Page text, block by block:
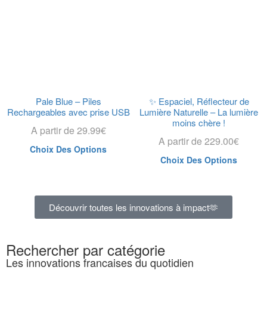
Pale Blue – Piles
Rechargeables avec prise USB
A partir de 29.99€
Choix Des Options
✨ Espaciel, Réflecteur de
Lumière Naturelle – La lumière
moins chère !
A partir de 229.00€
Choix Des Options
Découvrir toutes les innovations à impact🫶
Rechercher par catégorie
Les innovations francaises du quotidien